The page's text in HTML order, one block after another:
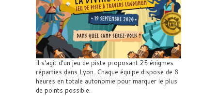
Il s'agit d'un jeu de piste proposant 25 énigmes
réparties dans Lyon. Chaque équipe dispose de 8
heures en totale autonomie pour marquer le plus
de points possible.